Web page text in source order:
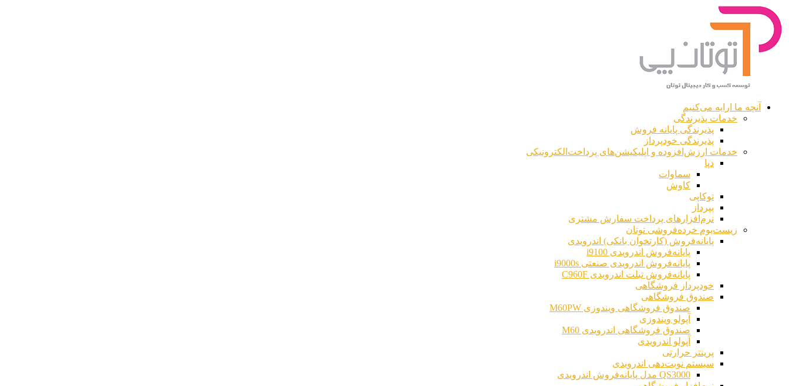
آنچه ما ارایه می‌کنیم
خدمات پذیرندگی
پذیرندگی پایانه فروش
پذیرندگی خودپرداز
خدمات ارزش‌افزوده و اپلیکیشن‌های پرداخت‌الکترونیکی
دپا
سماوات
کاوش
توکاپی
بپرداز
نرم‌افزارهای پرداخت سفارش مشتری
زیست‌بوم خرده‌فروشی توتان
پایانه‌فروش (کارتخوان بانکی) اندرویدی
پایانه‌فروش اندرویدی i9100
پایانه‌فروش اندرویدی صنعتی i9000s
پایانه‌فروش تبلت اندرویدی C960F
خودپرداز فروشگاهی
صندوق فروشگاهی
صندوق فروشگاهی ویندوزی M60PW
آپولو ویندوزی
صندوق فروشگاهی اندرویدی M60
آپولو اندرویدی
پرینتر حرارتی
سیستم نوبت‌دهی اندرویدی
QS3000 مدل پایانه‌فروش اندرویدی